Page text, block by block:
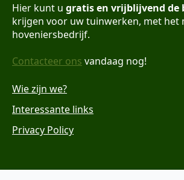
Hier kunt u gratis en vrijblijvend de
krijgen voor uw tuinwerken, met het
hoveniersbedrijf.
Contacteer ons vandaag nog!
Wie zijn we?
Interessante links
Privacy Policy